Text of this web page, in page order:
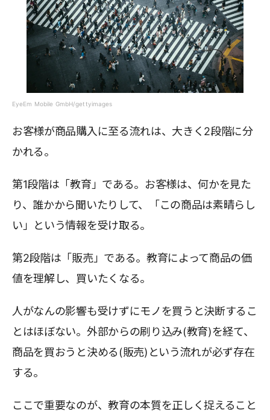
EyeEm Mobile GmbH/gettyimages
お客様が商品購入に至る流れは、大きく2段階に分
かれる。
第1段階は「教育」である。お客様は、何かを見た
り、誰かから聞いたりして、「この商品は素晴らし
い」という情報を受け取る。
第2段階は「販売」である。教育によって商品の価
値を理解し、買いたくなる。
人がなんの影響も受けずにモノを買うと決断するこ
とはほぼない。外部からの刷り込み(教育)を経て、
商品を買おうと決める(販売)という流れが必ず存在
する。
ここで重要なのが、教育の本質を正しく捉えること